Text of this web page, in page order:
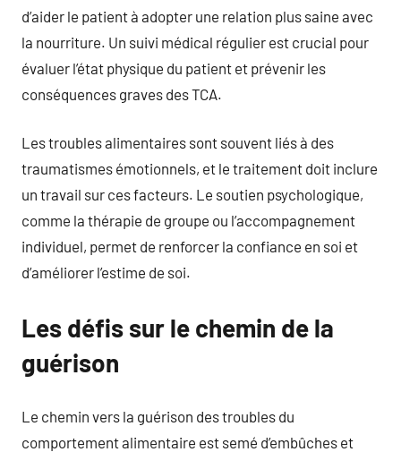
d’aider le patient à adopter une relation plus saine avec
la nourriture. Un suivi médical régulier est crucial pour
évaluer l’état physique du patient et prévenir les
conséquences graves des TCA.
Les troubles alimentaires sont souvent liés à des
traumatismes émotionnels, et le traitement doit inclure
un travail sur ces facteurs. Le soutien psychologique,
comme la thérapie de groupe ou l’accompagnement
individuel, permet de renforcer la confiance en soi et
d’améliorer l’estime de soi.
Les défis sur le chemin de la
guérison
Le chemin vers la guérison des troubles du
comportement alimentaire est semé d’embûches et